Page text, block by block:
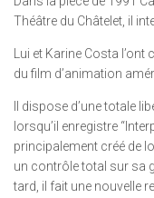
Théâtre du Châtelet, il
Lui et Karine Costa
du film d’animation
Il dispose d’une totale
lorsqu’il enregistre
principalement créé de
un contrôle total sur sa
tard, il fait une nouvelle